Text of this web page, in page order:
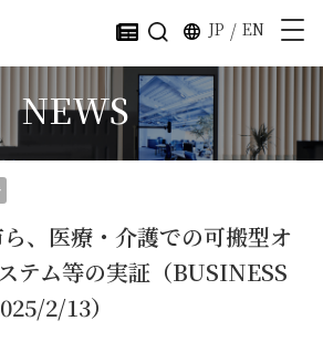
JP / EN
NEWS
、医療・介護での可搬型オ
テム等の実証（BUSINESS
2/13）